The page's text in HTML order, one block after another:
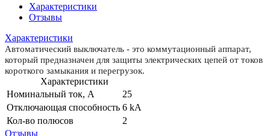
Характеристики
Отзывы
Характеристики
Автоматический выключатель - это коммутационный аппарат,
который предназначен для защиты электрических цепей от токов
короткого замыкания и перегрузок.
Характеристики
Номинальный ток, А
25
Отключающая способность 6 kA
Кол-во полюсов
2
Отзывы